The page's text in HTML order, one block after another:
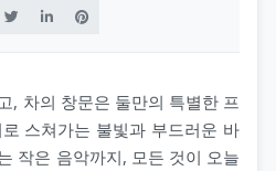
, 차의 창문은 둘만의 특별한 프
스쳐가는 불빛과 부드러운 바
작은 음악까지, 모든 것이 오늘